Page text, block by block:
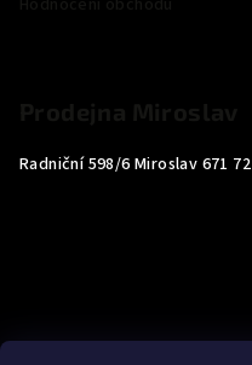
Radniční 598/6 Miroslav 671 72